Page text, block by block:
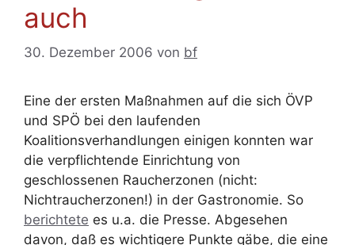
auch
30. Dezember 2006 von bf
Eine der ersten Maßnahmen auf die sich ÖVP
und SPÖ bei den laufenden
Koalitionsverhandlungen einigen konnten war
die verpflichtende Einrichtung von
geschlossenen Raucherzonen (nicht:
Nichtraucherzonen!) in der Gastronomie. So
berichtete es u.a. die Presse. Abgesehen
davon, daß es wichtigere Punkte gäbe, die eine